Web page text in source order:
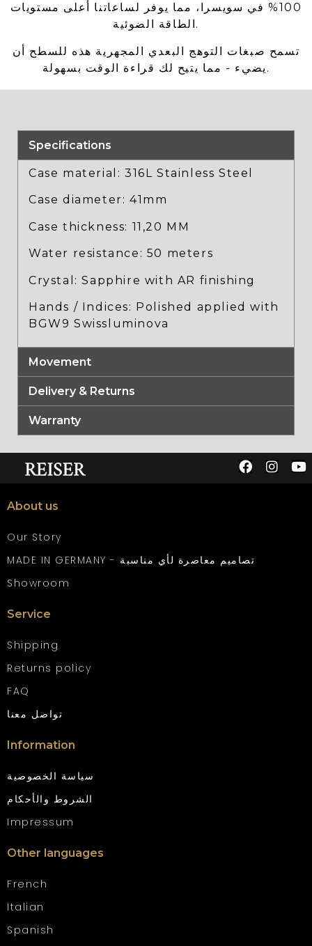
100% في سويسرا، مما يوفر لساعاتنا أعلى مستويات
الطاقة الضوئية.
تسمح صبغات التوهج البعدي المجهرية هذه للسطح أن
يضيء - مما يتيح لك قراءة الوقت بسهولة.
Specifications
Case material: 316L Stainless Steel
Case diameter: 41mm
Case thickness: 11,20 MM
Water resistance: 50 meters
Crystal: Sapphire with AR finishing
Hands / Indices: Polished applied with
BGW9 Swissluminova
Movement
Delivery & Returns
Warranty
About us
Our Story
MADE IN GERMANY - تصاميم معاصرة لأي مناسبة
Showroom
Service
Shipping
Returns policy
FAQ
تواصل معنا
Information
سياسة الخصوصية
الشروط والأحكام
Impressum
Other languages
French
Italian
Spanish